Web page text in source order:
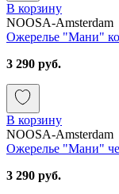
В корзину
NOOSA-Amsterdam
Ожерелье "Мани"
3 290 руб.
В корзину
NOOSA-Amsterdam
Ожерелье "Мани"
3 290 руб.